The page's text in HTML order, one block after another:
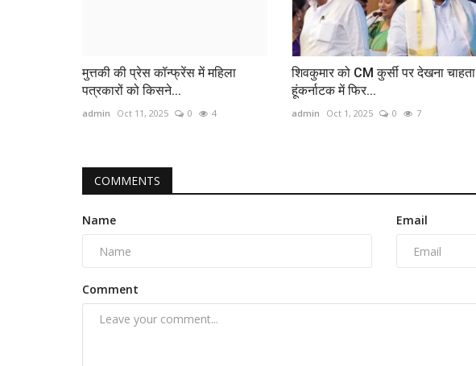
मुत्तकी की प्रेस कॉन्फ्रेंस में महिला
पत्रकारों को किसने...
admin Oct 11, 2025 0 4
शिवकुमार को CM कुर्सी पर देखना चाहता
हूंकर्नाटक में फिर...
admin Oct 1, 2025 0 7
COMMENTS
Name Email
Comment